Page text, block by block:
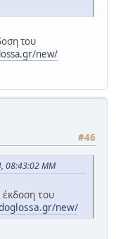
του
new/
#46
08:43:02 ΜΜ
έκδοση του
new/